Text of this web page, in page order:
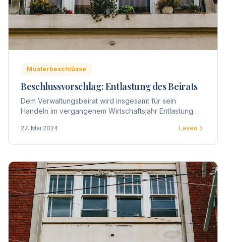
Musterbeschlüsse
Beschlussvorschlag: Entlastung des Beirats
Dem Verwaltungsbeirat wird insgesamt für sein
Handeln im vergangenem Wirtschaftsjahr Entlastung
27. Mai 2024 Lesen